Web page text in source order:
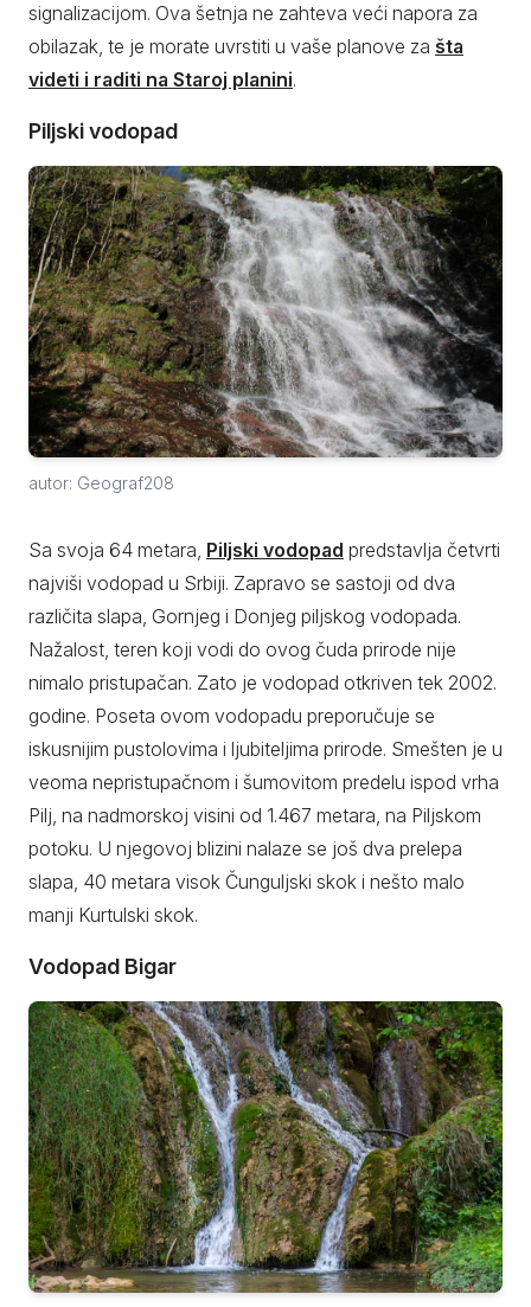
signalizacijom. Ova šetnja ne zahteva veći napora za
obilazak, te je morate uvrstiti u vaše planove za šta
videti i raditi na Staroj planini.
Piljski vodopad
autor: Geograf208
Sa svoja 64 metara, Piljski vodopad predstavlja četvrti
najviši vodopad u Srbiji. Zapravo se sastoji od dva
različita slapa, Gornjeg i Donjeg piljskog vodopada.
Nažalost, teren koji vodi do ovog čuda prirode nije
nimalo pristupačan. Zato je vodopad otkriven tek 2002.
godine. Poseta ovom vodopadu preporučuje se
iskusnijim pustolovima i ljubiteljima prirode. Smešten je u
veoma nepristupačnom i šumovitom predelu ispod vrha
Pilj, na nadmorskoj visini od 1.467 metara, na Piljskom
potoku. U njegovoj blizini nalaze se još dva prelepa
slapa, 40 metara visok Čunguljski skok i nešto malo
manji Kurtulski skok.
Vodopad Bigar